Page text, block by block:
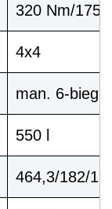
320 Nm/
4x4
man. 6-bieg.
550 l
464,3/182/